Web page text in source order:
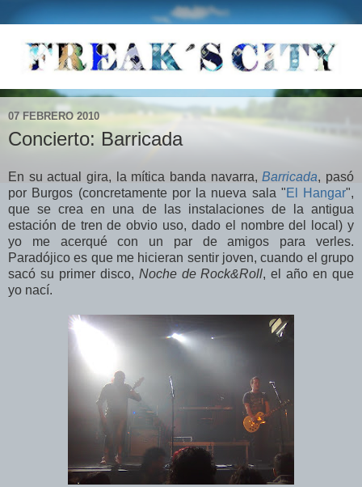
07 FEBRERO 2010
Concierto: Barricada
En su actual gira, la mítica banda navarra,Barricada, pasó
por Burgos (concretamente por la nueva sala "El Hangar",
que se crea en una de las instalaciones de la antigua
estación de tren de obvio uso, dado el nombre del local) y
yo me acerqué con un par de amigos para verles.
Paradójico es que me hicieran sentir joven, cuando el grupo
sacó su primer disco, Noche de Rock&Roll, el año en que
yo nací.